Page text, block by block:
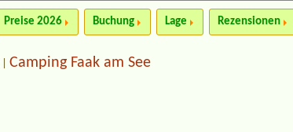
Preise 2026 Buchung Lage Rezensionen
|Camping Faak am See